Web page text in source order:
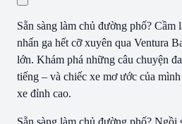
Sẵn sàng làm chủ đường phố?
nhấn ga hết cỡ xuyên qua Ventura
lớn. Khám phá những câu chuyện
tiếng – và chiếc xe mơ ước của
xe đỉnh cao.
Sẵn sàng làm chủ đường phố?